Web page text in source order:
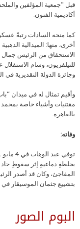
أكاديمية الفنون.
كما منحه السادات رتبةً
أخرى، منها: الميدالية
الاستحقاق من الرئيس جمال
وجائزة الدولة التقديرية في الفنون عام 1971،
وأقيم تمثال له في ميدان
مقتنيات وأشياء خاصة
بالقاهرة.
وفاته:
بجلطةٍ دماغيةٍ إثر سقوطٍ
المفاجئ، وكان قد أصدر
بتشييع جثمان الموسيقار
البوم الصور